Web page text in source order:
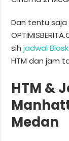
Dan tentu
sihjadwal
HTM dan jam
HTM &
Medan